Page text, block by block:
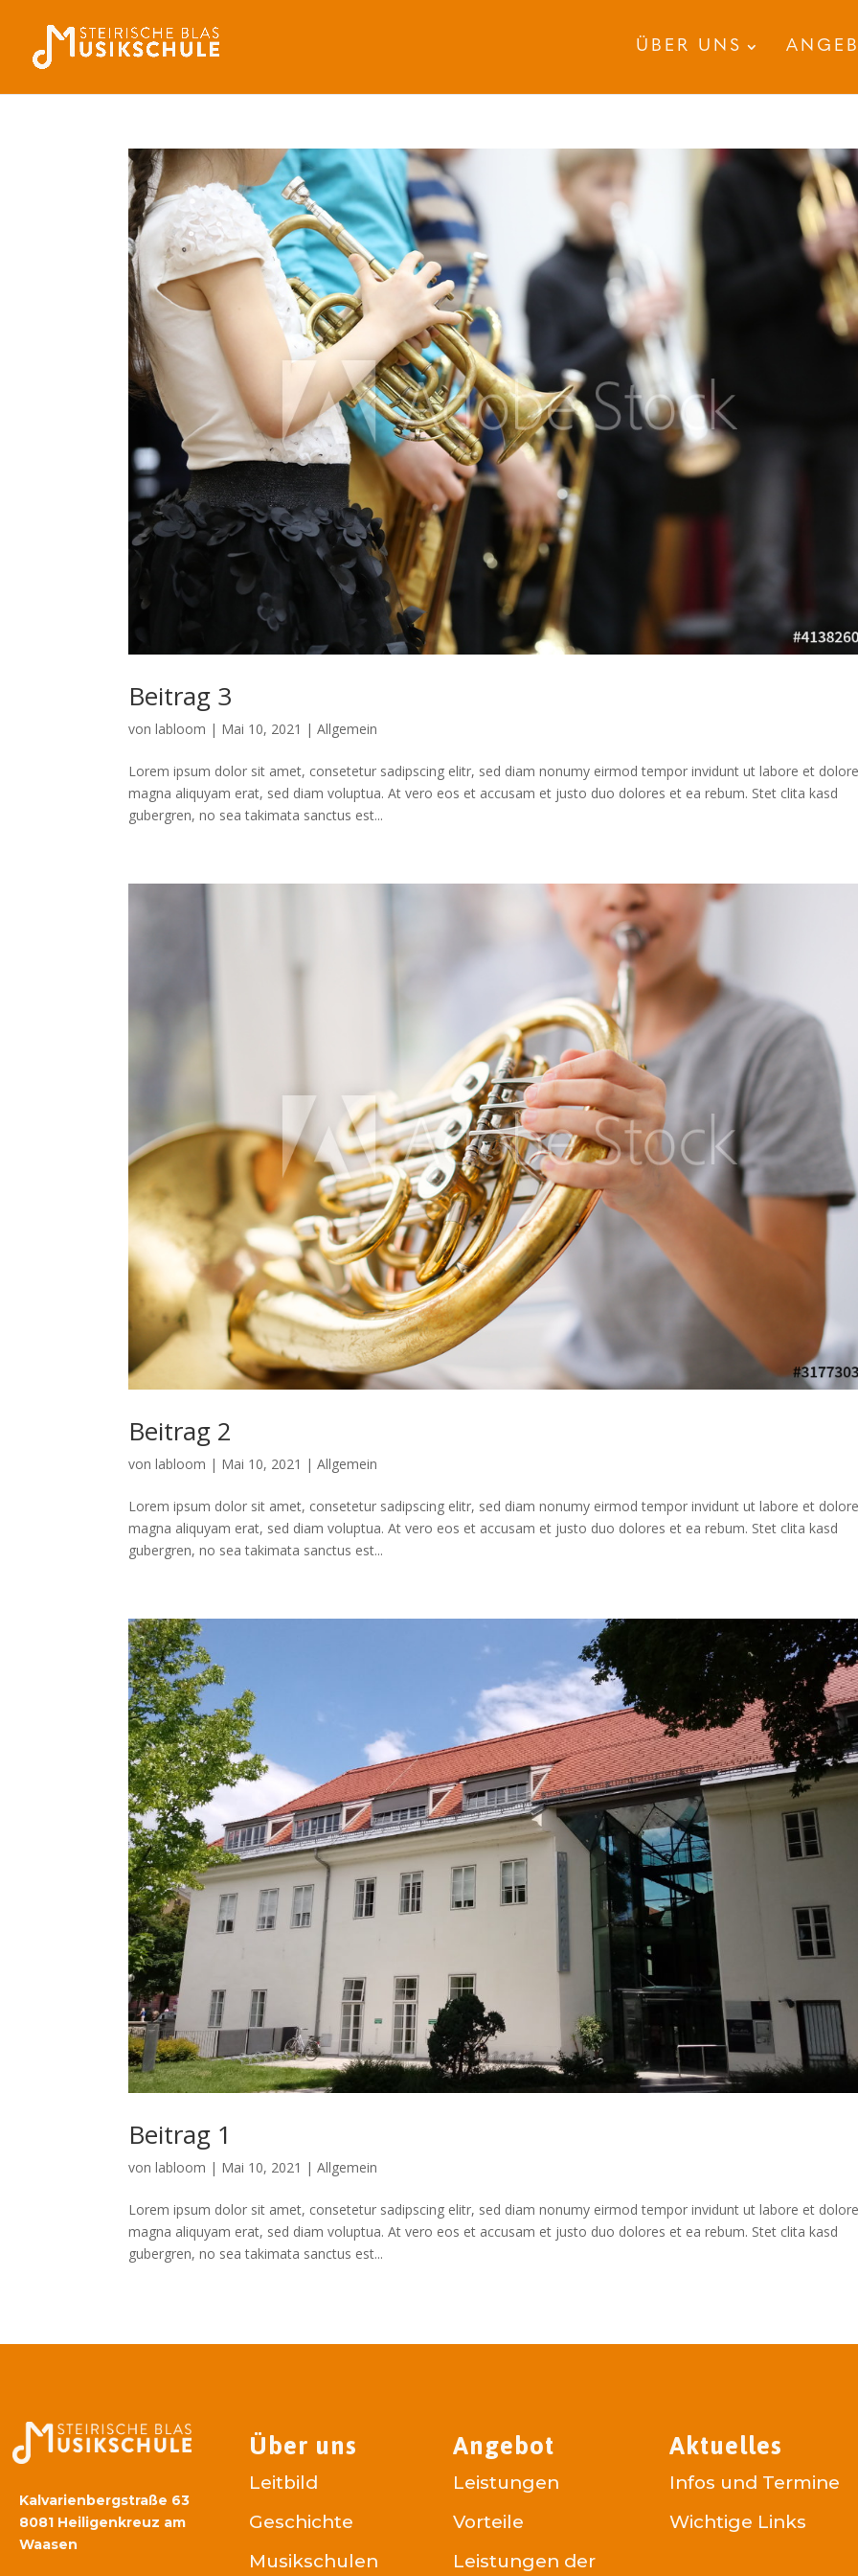
ÜBER UNS
Beitrag 3
vonlabloom | Mai 10, 2021 |Allgemein
Lorem ipsum dolor sit amet, consetetur sadipscing elitr, sed diam nonumy eirmod tempor invidunt ut labore et
magna aliquyam erat, sed diam voluptua. At vero eos et accusam et justo duo dolores et ea rebum. Stet clita kasd
gubergren, no sea takimata sanctus est...
Beitrag 2
vonlabloom | Mai 10, 2021 |Allgemein
Lorem ipsum dolor sit amet, consetetur sadipscing elitr, sed diam nonumy eirmod tempor invidunt ut labore et
magna aliquyam erat, sed diam voluptua. At vero eos et accusam et justo duo dolores et ea rebum. Stet clita kasd
gubergren, no sea takimata sanctus est...
Beitrag 1
vonlabloom | Mai 10, 2021 |Allgemein
Lorem ipsum dolor sit amet, consetetur sadipscing elitr, sed diam nonumy eirmod tempor invidunt ut labore et
magna aliquyam erat, sed diam voluptua. At vero eos et accusam et justo duo dolores et ea rebum. Stet clita kasd
gubergren, no sea takimata sanctus est...
Über uns Angebot Aktuelles
Kalvarienbergstraße 63
8081 Heiligenkreuz am
Waasen
Leitbild
Geschichte
Musikschulen
Leistungen
Vorteile
Leistungen der
Infos und Termine
Wichtige Links